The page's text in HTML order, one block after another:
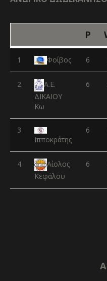
P
1 Φοίβος 6
2
Α.Ε.
ΔΙΚΑΙΟΥ
Κω
6
3
Ιπποκράτης
6
4
Αίολος
Κεφάλου
6